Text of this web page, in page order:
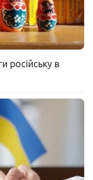
російську в